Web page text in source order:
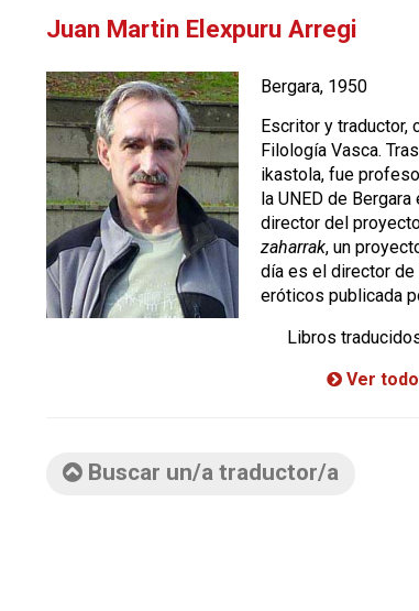
Juan Martin Elexpuru Arregi
Bergara, 1950
Escritor y
Filología Vasca.
ikastola, fue
la UNED de
director del
zaharrak, un
día es el director
eróticos publicada
Libros
Ver
Buscar un/a traductor/a